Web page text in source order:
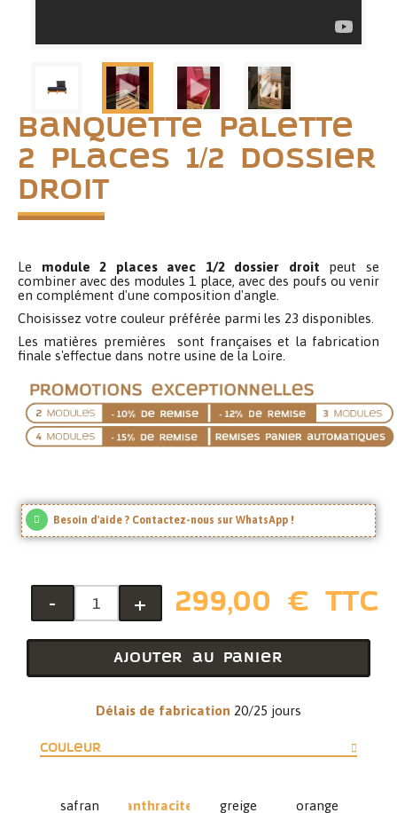
Banquette Palette
2 places 1/2 dossier
droit
Le module 2 places avec 1/2 dossier droit peut se
combiner avec des modules 1 place, avec des poufs ou venir
en complément d'une composition d'angle.
Choisissez votre couleur préférée parmi les 23 disponibles.
Les matières premières sont françaises et la fabrication
finale s'effectue dans notre usine de la Loire.
Besoin d'aide ? Contactez-nous sur WhatsApp !
- + 299,00 € TTC
Ajouter au panier
Délais de fabrication 20/25 jours
Couleur
safran
anthracite
greige
orange